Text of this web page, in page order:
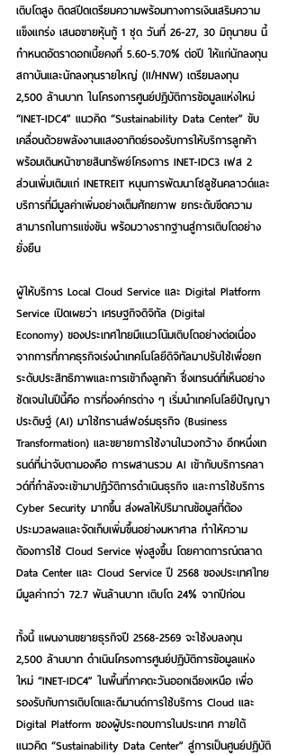
เติบโตสูง ติดสปีดเตรียมความพร้อมทางการเงินเสริมความ
แข็งแกร่ง เสนอขายหุ้นกู้ 1 ชุด วันที่ 26-27, 30 มิถุนายน นี้
กำหนดอัตราดอกเบี้ยคงที่ 5.60-5.70% ต่อปี ให้แก่นักลงทุน
สถาบันและนักลงทุนรายใหญ่ (II/HNW) เตรียมลงทุน
2,500 ล้านบาท ในโครงการศูนย์ปฏิบัติการข้อมูลแห่งใหม่
“INET-IDC4” แนวคิด “Sustainability Data Center” ขับ
เคลื่อนด้วยพลังงานแสงอาทิตย์รองรับการให้บริการลูกค้า
พร้อมเดินหน้าขายสินทรัพย์โครงการ INET-IDC3 เฟส 2
ส่วนเพิ่มเติมแก่ INETREIT หนุนการพัฒนาโซลูชันคลาวด์และ
บริการที่มีมูลค่าเพิ่มอย่างเต็มศักยภาพ ยกระดับขีดความ
สามารถในการแข่งขัน พร้อมวางรากฐานสู่การเติบโตอย่าง
ยั่งยืน
ผู้ให้บริการ Local Cloud Service และ Digital Platform
Service เปิดเผยว่า เศรษฐกิจดิจิทัล (Digital
Economy) ของประเทศไทยมีแนวโน้มเติบโตอย่างต่อเนื่อง
จากการที่ภาคธุรกิจเร่งนำเทคโนโลยีดิจิทัลมาปรับใช้เพื่อยก
ระดับประสิทธิภาพและการเข้าถึงลูกค้า ซึ่งเทรนด์ที่เห็นอย่าง
ชัดเจนในปีนี้คือ การที่องค์กรต่าง ๆ เริ่มนำเทคโนโลยีปัญญา
ประดิษฐ์ (AI) มาใช้ทรานส์ฟอร์มธุรกิจ (Business
Transformation) และขยายการใช้งานในวงกว้าง อีกหนึ่งเท
รนด์ที่น่าจับตามองคือ การผสานรวม AI เข้ากับบริการคลา
วด์ที่กำลังจะเข้ามาปฏิวัติการดำเนินธุรกิจ และการใช้บริการ
Cyber Security มากขึ้น ส่งผลให้ปริมาณข้อมูลที่ต้อง
ประมวลผลและจัดเก็บเพิ่มขึ้นอย่างมหาศาล ทำให้ความ
ต้องการใช้ Cloud Service พุ่งสูงขึ้น โดยคาดการณ์ตลาด
Data Center และ Cloud Service ปี 2568 ของประเทศไทย
มีมูลค่ากว่า 72.7 พันล้านบาท เติบโต 24% จากปีก่อน
ทั้งนี้ แผนงานขยายธุรกิจปี 2568-2569 จะใช้งบลงทุน
2,500 ล้านบาท ดำเนินโครงการศูนย์ปฏิบัติการข้อมูลแห่ง
ใหม่ “INET-IDC4” ในพื้นที่ภาคตะวันออกเฉียงเหนือ เพื่อ
รองรับกับการเติบโตและดีมานด์การใช้บริการ Cloud และ
Digital Platform ของผู้ประกอบการในประเทศ ภายใต้
แนวคิด “Sustainability Data Center” สู่การเป็นศูนย์ปฏิบัติ